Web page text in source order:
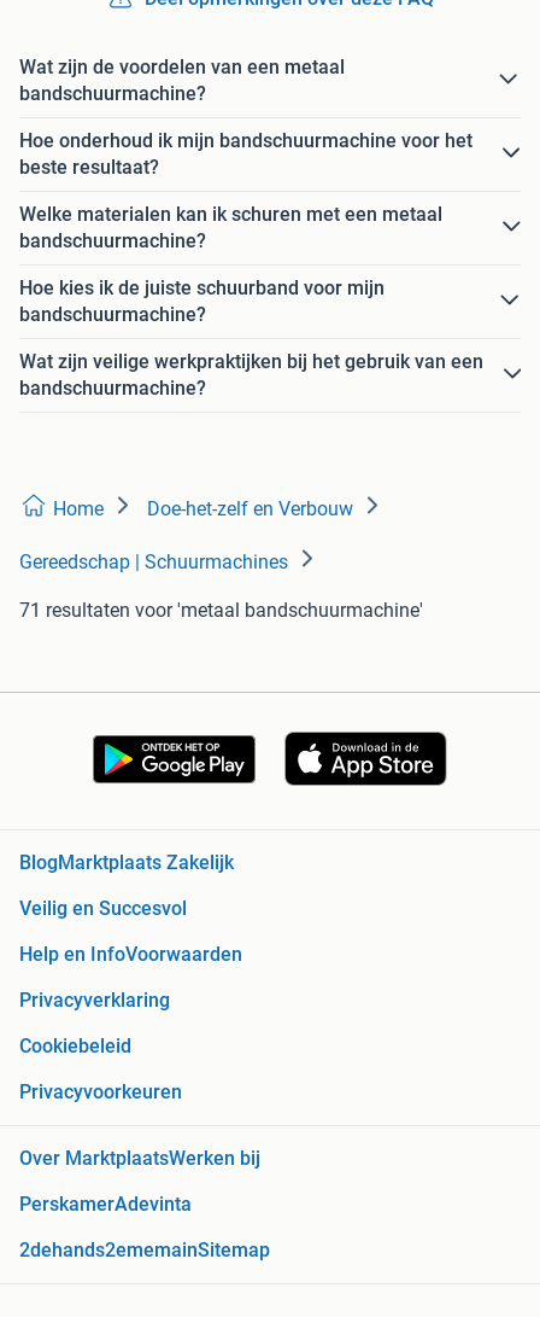
Wat zijn de voordelen van een metaal
bandschuurmachine?
Hoe onderhoud ik mijn bandschuurmachine voor het
beste resultaat?
Welke materialen kan ik schuren met een metaal
bandschuurmachine?
Hoe kies ik de juiste schuurband voor mijn
bandschuurmachine?
Wat zijn veilige werkpraktijken bij het gebruik van een
bandschuurmachine?
Home Doe-het-zelf en Verbouw
Gereedschap | Schuurmachines
71 resultaten voor 'metaal bandschuurmachine'
BlogMarktplaats Zakelijk
Veilig en Succesvol
Help en InfoVoorwaarden
Privacyverklaring
Cookiebeleid
Privacyvoorkeuren
Over MarktplaatsWerken bij
PerskamerAdevinta
2dehands2ememainSitemap